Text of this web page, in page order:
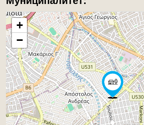
+
−